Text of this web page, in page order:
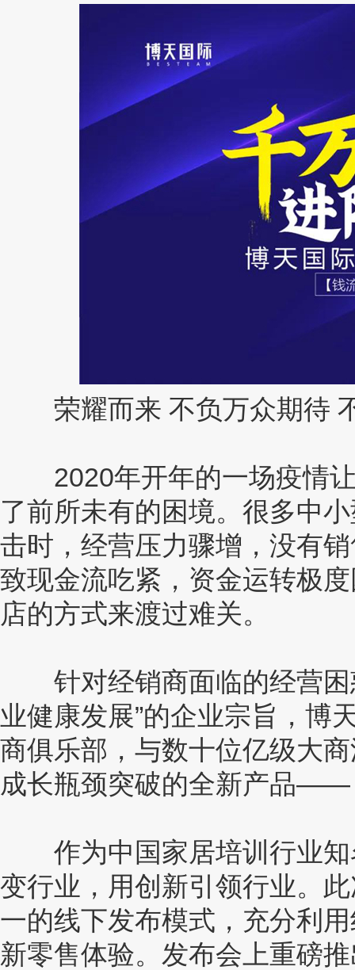
荣耀而来 不负万众期待
2020年开年的一场疫情让
了前所未有的困境。很多中
击时，经营压力骤增，没有
致现金流吃紧，资金运转极
店的方式来渡过难关。
针对经销商面临的经营困
业健康发展”的企业宗旨，博
商俱乐部，与数十位亿级大
成长瓶颈突破的全新产品——
作为中国家居培训行业知
变行业，用创新引领行业。
一的线下发布模式，充分利
新零售体验。发布会上重磅